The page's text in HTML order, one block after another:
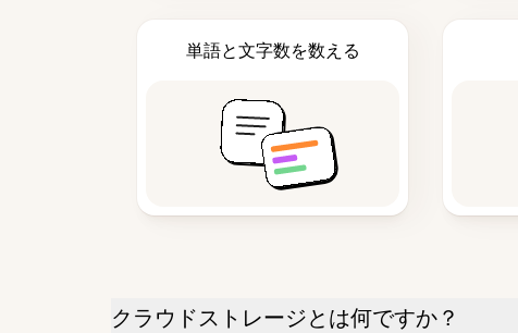
単語と文字数を数える
クラウドストレージとは何ですか？